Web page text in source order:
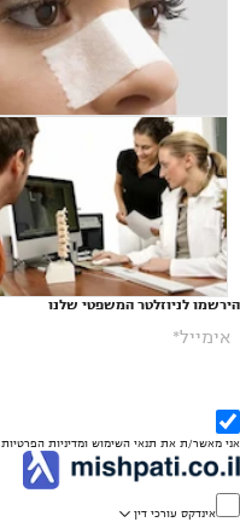
הירשמו לניוזלטר המשפטי שלנו
אימייל*
אני מאשר/ת את תנאי השימוש ומדיניות הפרטיות
אינדקס עורכי דין